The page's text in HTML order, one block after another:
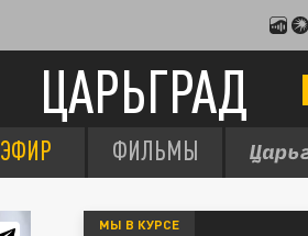
ЦАРЬГРАД
ЭФИР ФИЛЬМЫ
МЫ В КУРСЕ